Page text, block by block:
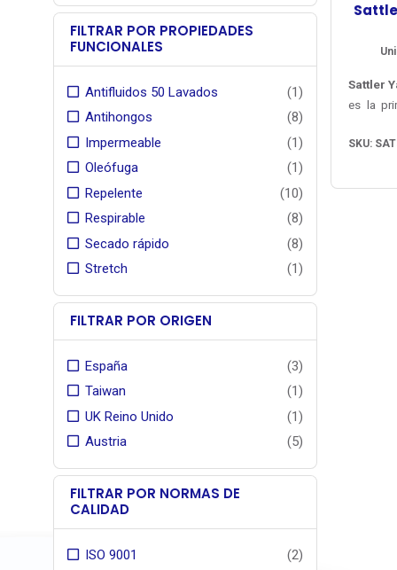
FILTRAR POR PROPIEDADES
FUNCIONALES
Antifluidos 50 Lavados
(1)
Antihongos
(8)
Impermeable
(1)
Oleófuga
(1)
Repelente
(10)
Respirable
(8)
Secado rápido
(8)
Stretch
(1)
FILTRAR POR ORIGEN
España
(3)
Taiwan
(1)
UK Reino Unido
(1)
Austria
(5)
FILTRAR POR NORMAS DE
CALIDAD
ISO 9001
(2)
stock
Sattler
es la
se
capotas
tejidos
SKU: